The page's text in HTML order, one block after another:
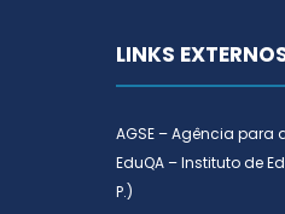
LINKS
AGSE – Agência
EduQA – Instituto de
P.)